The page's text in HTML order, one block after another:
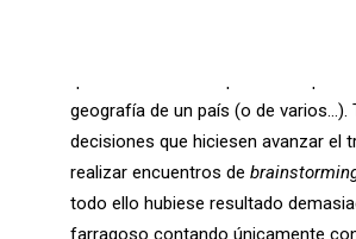
geografía de un país (o de varios…).
decisiones que hiciesen avanzar el
realizar encuentros de
todo ello hubiese resultado
farragoso contando únicamente